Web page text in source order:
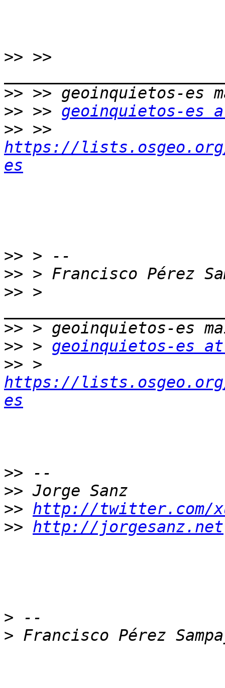
>> >>
>>
>> >> geoinquietos-es
>>
https://
es
>>
>>
>> >
>>
>> > geoinquietos-es
>>
https://
es
>>
>>
>> http://twitter.com/
>> http://jorgesanz.net
>
>